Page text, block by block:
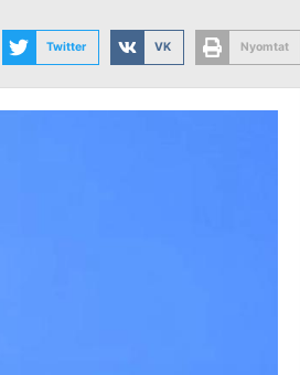
Twitter VK Nyomtat